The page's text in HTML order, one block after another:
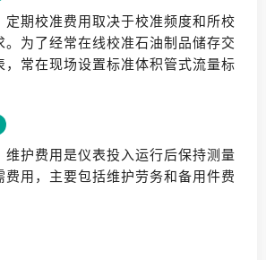
定期校准费用取决于校准频度和所校
。为了经常在线校准石油制品储存交
，常在现场设置标准体积管式流量标
维护费用是仪表投入运行后保持测量
费用，主要包括维护劳务和备用件费